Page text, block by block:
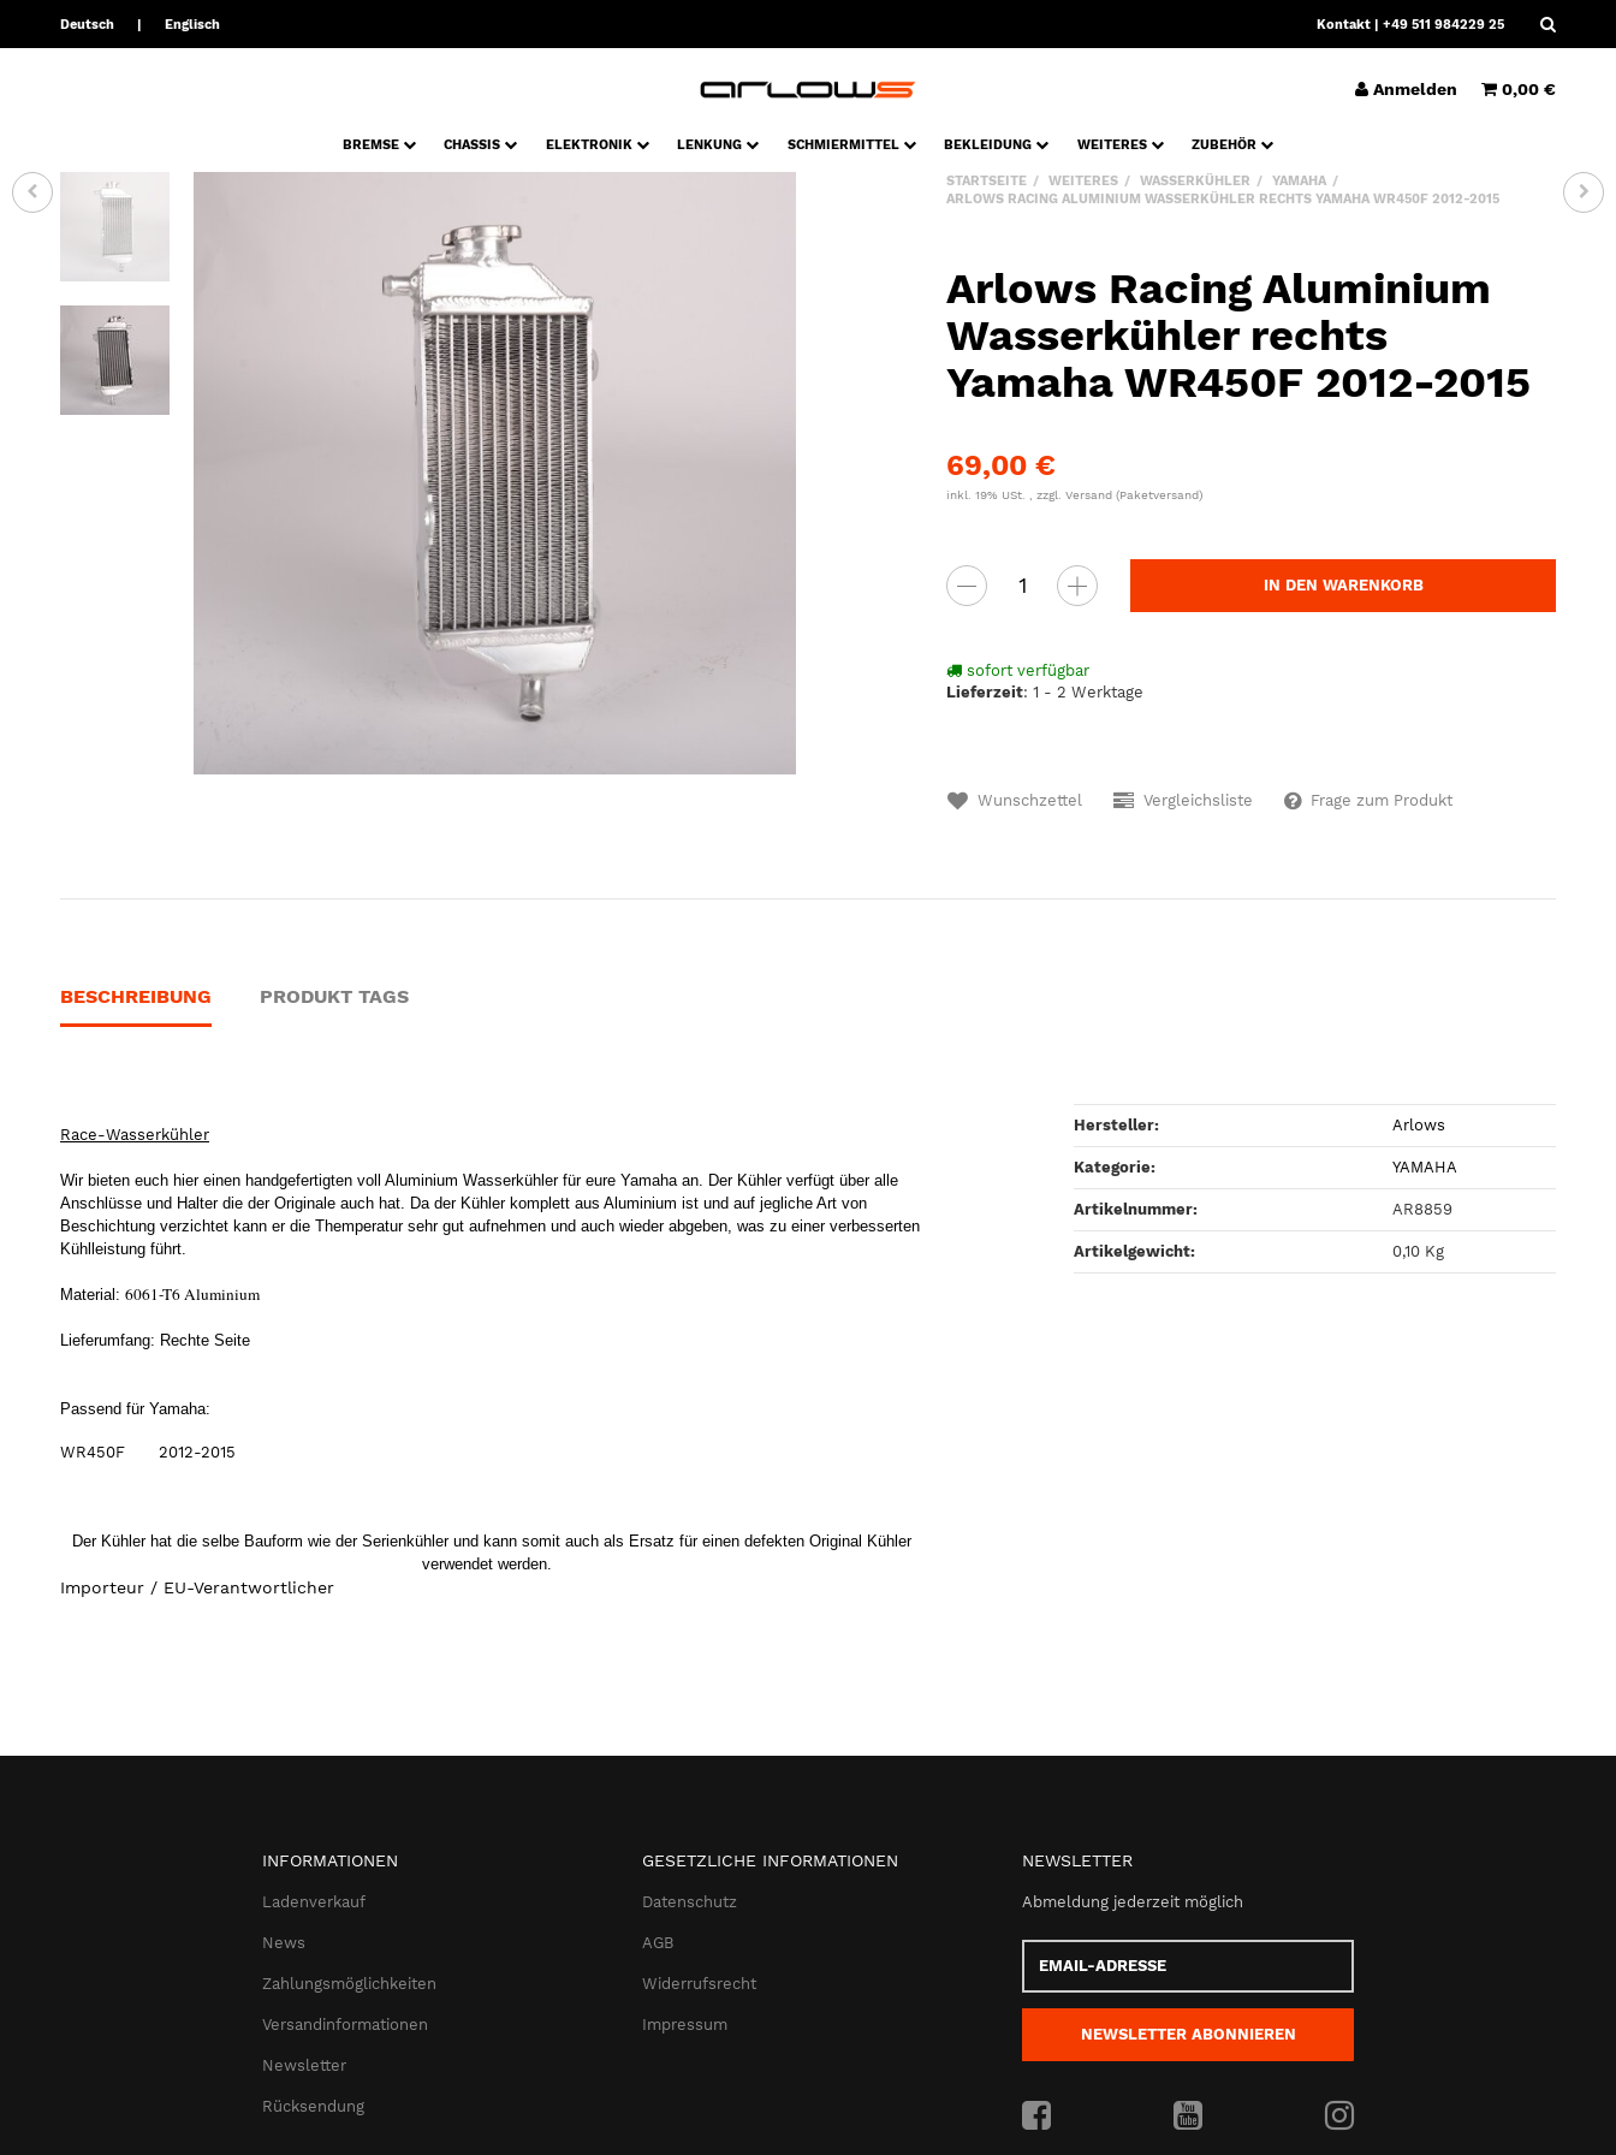
Deutsch Englisch Kontakt | +49 511 984229 25
Anmelden 0,00 €
BREMSE CHASSIS ELEKTRONIK LENKUNG SCHMIERMITTEL BEKLEIDUNG WEITERES ZUBEHÖR
STARTSEITE WEITERES WASSERKÜHLER
YAMAHA
ARLOWS RACING ALUMINIUM WASSERKÜHLER RECHTS YAMAHA WR450F 2012-2015
Arlows Racing Aluminium
Wasserkühler rechts
Yamaha WR450F 2012-2015
69,00 €
inkl. 19% USt. , zzgl.Versand(Paketversand)
IN DEN WARENKORB
sofort verfügbar
Lieferzeit:1 - 2 Werktage
Wunschzettel Vergleichsliste Frage zum Produkt
BESCHREIBUNG PRODUKT TAGS
Race-Wasserkühler
Wir bieten euch hier einen handgefertigten voll Aluminium Wasserkühler für eure Yamaha an. Der Kühler verfügt über alle
Anschlüsse und Halter die der Originale auch hat. Da der Kühler komplett aus Aluminium ist und auf jegliche Art von
Beschichtung verzichtet kann er die Themperatur sehr gut aufnehmen und auch wieder abgeben, was zu einer verbesserten
Kühlleistung führt.
Material: 6061-T6 Aluminium
Lieferumfang: Rechte Seite
Passend für Yamaha:
WR450F 2012-2015
Der Kühler hat die selbe Bauform wie der Serienkühler und kann somit auch als Ersatz für einen defekten Original Kühler
verwendet werden.
Hersteller: Arlows
Kategorie: YAMAHA
Artikelnummer: AR8859
Artikelgewicht‍: 0,10 Kg
Importeur / EU-Verantwortlicher
INFORMATIONEN
Ladenverkauf
News
Zahlungsmöglichkeiten
Versandinformationen
Newsletter
Rücksendung
GESETZLICHE INFORMATIONEN
Datenschutz
AGB
Widerrufsrecht
Impressum
NEWSLETTER
Abmeldung jederzeit möglich
Adresse
NEWSLETTER ABONNIEREN